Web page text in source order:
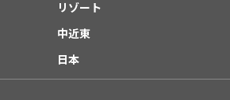
リゾート
中近東
日本